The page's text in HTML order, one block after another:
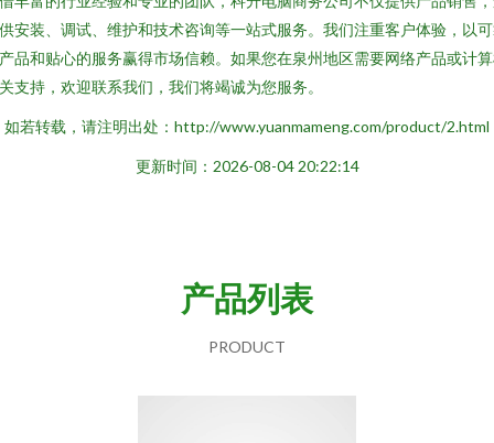
安装、调试、维护和技术咨询等一站式服务。我们注重客户体验，以
品和贴心的服务赢得市场信赖。如果您在泉州地区需要网络产品或计
支持，欢迎联系我们，我们将竭诚为您服务。
如若转载，请注明出处：http://www.yuanmameng.com/product/2.html
更新时间：2026-08-04 20:22:14
产品列表
PRODUCT